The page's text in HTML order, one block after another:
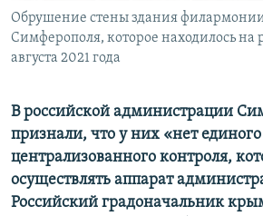
Обрушение стены здания
Симферополя, которое находилось на
августа 2021 года
В российской администрации
признали, что у них «нет
централизованного контроля,
осуществлять аппарат
Российский градоначальник